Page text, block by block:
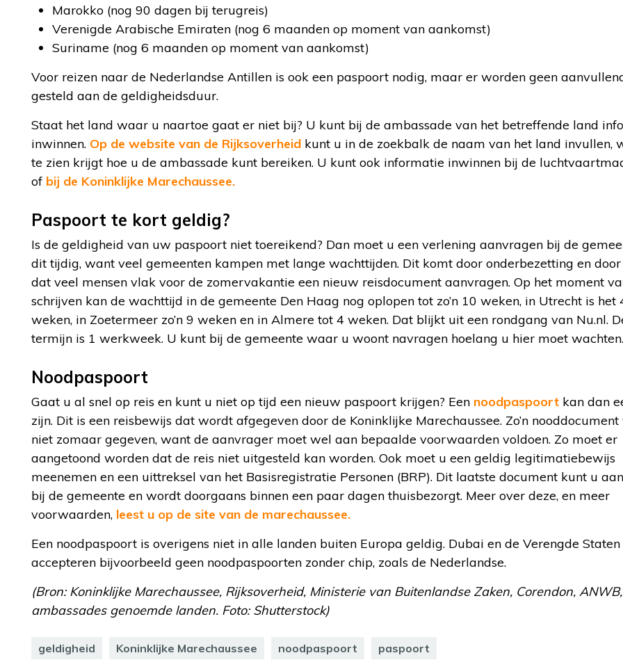
Marokko (nog 90 dagen bij terugreis)
Verenigde Arabische Emiraten (nog 6 maanden op moment van aankomst)
Suriname (nog 6 maanden op moment van aankomst)
Voor reizen naar de Nederlandse Antillen is ook een paspoort nodig, maar er worden geen
gesteld aan de geldigheidsduur.
Staat het land waar u naartoe gaat er niet bij? U kunt bij de ambassade van het betreffende land
inwinnen. Op de website van de Rijksoverheid kunt u in de zoekbalk de naam van het land invullen,
te zien krijgt hoe u de ambassade kunt bereiken. U kunt ook informatie inwinnen bij de
of bij de Koninklijke Marechaussee.
Paspoort te kort geldig?
Is de geldigheid van uw paspoort niet toereikend? Dan moet u een verlening aanvragen bij de
dit tijdig, want veel gemeenten kampen met lange wachttijden. Dit komt door onderbezetting en
dat veel mensen vlak voor de zomervakantie een nieuw reisdocument aanvragen. Op het moment
schrijven kan de wachttijd in de gemeente Den Haag nog oplopen tot zo’n 10 weken, in Utrecht is het
weken, in Zoetermeer zo’n 9 weken en in Almere tot 4 weken. Dat blijkt uit een rondgang van Nu.nl.
termijn is 1 werkweek. U kunt bij de gemeente waar u woont navragen hoelang u hier moet wachten.
Noodpaspoort
Gaat u al snel op reis en kunt u niet op tijd een nieuw paspoort krijgen? Een noodpaspoort kan dan
zijn. Dit is een reisbewijs dat wordt afgegeven door de Koninklijke Marechaussee. Zo’n
niet zomaar gegeven, want de aanvrager moet wel aan bepaalde voorwaarden voldoen. Zo moet er
aangetoond worden dat de reis niet uitgesteld kan worden. Ook moet u een geldig legitimatiebewijs
meenemen en een uittreksel van het Basisregistratie Personen (BRP). Dit laatste document kunt u
bij de gemeente en wordt doorgaans binnen een paar dagen thuisbezorgt. Meer over deze, en meer
voorwaarden, leest u op de site van de marechaussee.
Een noodpaspoort is overigens niet in alle landen buiten Europa geldig. Dubai en de Verengde Staten
accepteren bijvoorbeeld geen noodpaspoorten zonder chip, zoals de Nederlandse.
(Bron: Koninklijke Marechaussee, Rijksoverheid, Ministerie van Buitenlandse Zaken, Corendon, ANWB,
ambassades genoemde landen. Foto: Shutterstock)
geldigheid Koninklijke Marechaussee noodpaspoort paspoort